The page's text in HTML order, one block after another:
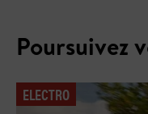
Poursuivez
ELECTRO